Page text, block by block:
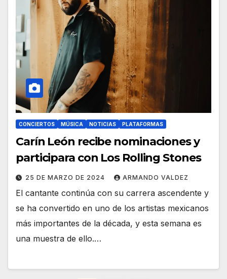
CONCIERTOS MÚSICA NOTICIAS PLATAFORMAS
Carín León recibe nominaciones y
participara con Los Rolling Stones
25 DE MARZO DE 2024 ARMANDO VALDEZ
El cantante continúa con su carrera ascendente y
se ha convertido en uno de los artistas mexicanos
más importantes de la década, y esta semana es
una muestra de ello.…